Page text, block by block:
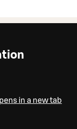
in a new tab